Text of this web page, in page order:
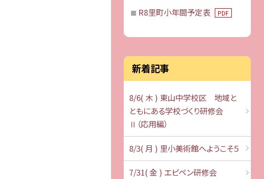
R8里町小年間予定表 PDF
新着記事
8/6( 木 ) 東山中学校区 地域と
ともにある学校づくり研修会
Ⅱ（応用編）
8/3( 月 ) 里小美術館へようこそ５
7/31( 金 ) エピペン研修会